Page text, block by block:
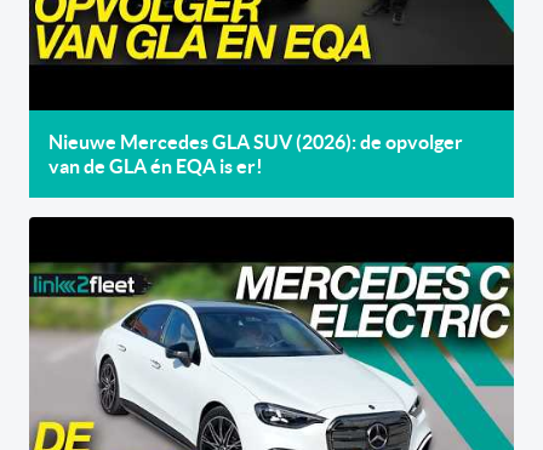
Nieuwe Mercedes GLA SUV (2026): de opvolger
van de GLA én EQA is er!